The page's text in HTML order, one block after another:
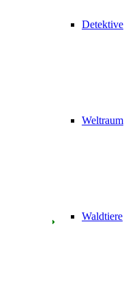
Detektive
Weltraum
Waldtiere